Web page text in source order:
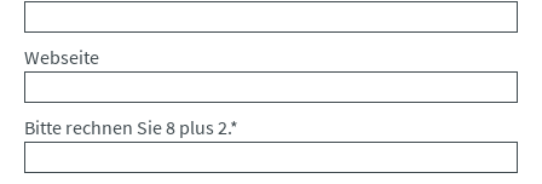
Webseite
Bitte rechnen Sie 8 plus 2.*